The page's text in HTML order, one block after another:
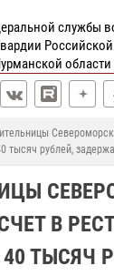
службы
Российской
области
тысяч рублей,
В
ТЫСЯЧ